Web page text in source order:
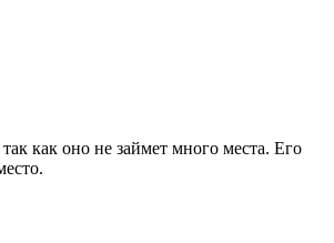
как оно не займет много места. Его